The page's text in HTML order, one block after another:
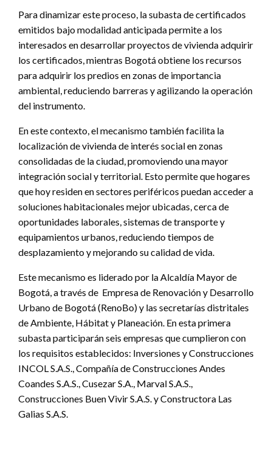
Para dinamizar este proceso, la subasta de certificados
emitidos bajo modalidad anticipada permite a los
interesados en desarrollar proyectos de vivienda adquirir
los certificados, mientras Bogotá obtiene los recursos
para adquirir los predios en zonas de importancia
ambiental, reduciendo barreras y agilizando la operación
del instrumento.
En este contexto, el mecanismo también facilita la
localización de vivienda de interés social en zonas
consolidadas de la ciudad, promoviendo una mayor
integración social y territorial. Esto permite que hogares
que hoy residen en sectores periféricos puedan acceder a
soluciones habitacionales mejor ubicadas, cerca de
oportunidades laborales, sistemas de transporte y
equipamientos urbanos, reduciendo tiempos de
desplazamiento y mejorando su calidad de vida.
Este mecanismo es liderado por la Alcaldía Mayor de
Bogotá, a través de Empresa de Renovación y Desarrollo
Urbano de Bogotá (RenoBo) y las secretarías distritales
de Ambiente, Hábitat y Planeación. En esta primera
subasta participarán seis empresas que cumplieron con
los requisitos establecidos: Inversiones y Construcciones
INCOL S.A.S., Compañía de Construcciones Andes
Coandes S.A.S., Cusezar S.A., Marval S.A.S.,
Construcciones Buen Vivir S.A.S. y Constructora Las
Galias S.A.S.